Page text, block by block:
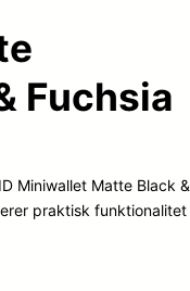
Fuchsia
Miniwallet Matte Black &
praktisk funktionalitet